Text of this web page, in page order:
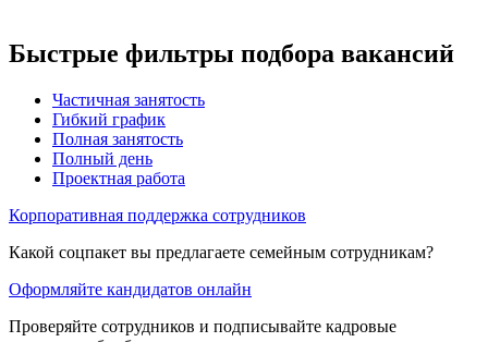
Быстрые фильтры подбора вакансий
Частичная занятость
Гибкий график
Полная занятость
Полный день
Проектная работа
Корпоративная поддержка сотрудников
Какой соцпакет вы предлагаете семейным сотрудникам?
Оформляйте кандидатов онлайн
Проверяйте сотрудников и подписывайте кадровые